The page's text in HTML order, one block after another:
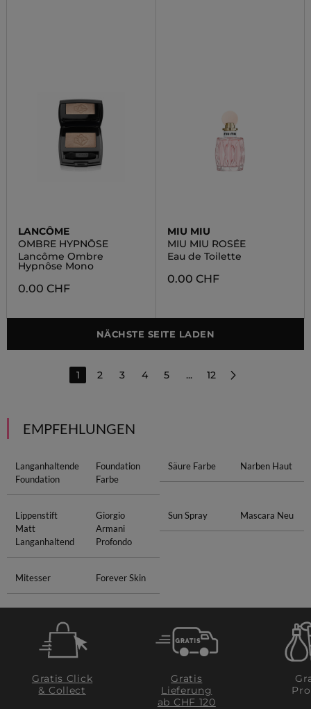
LANCÔME
OMBRE HYPNÔSE
Lancôme Ombre
Hypnôse Mono
0.00 CHF
MIU MIU
MIU MIU ROSÉE
Eau de Toilette
0.00 CHF
NÄCHSTE SEITE LADEN
1 2 3 4 5 ... 12
EMPFEHLUNGEN
Langanhaltende
Foundation
Foundation
Farbe
Säure Farbe Narben Haut
Lippenstift
Matt
Langanhaltend
Giorgio
Armani
Profondo
Sun Spray Mascara Neu
Mitesser Forever Skin
Gratis Click
& Collect
Gratis
Lieferung
ab CHF 120